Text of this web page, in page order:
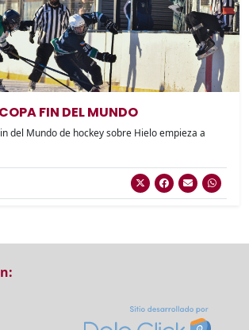
FIN DEL MUNDO
del Mundo de hockey sobre Hielo empieza a